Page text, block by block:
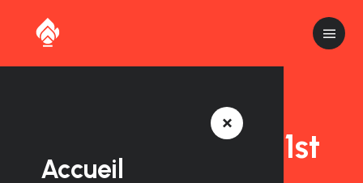
Accueil
Business Camp : 1st